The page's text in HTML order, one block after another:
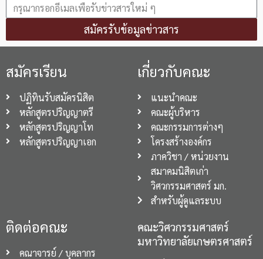
สมัครรับข้อมูลข่าวสาร
สมัครเรียน
ปฏิทินรับสมัครนิสิต
หลักสูตรปริญญาตรี
หลักสูตรปริญญาโท
หลักสูตรปริญญาเอก
เกี่ยวกับคณะ
แนะนำคณะ
คณะผู้บริหาร
คณะกรรมการต่างๆ
โครงสร้างองค์กร
ภาควิชา / หน่วยงาน
สมาคมนิสิตเก่า
วิศวกรรมศาสตร์ มก.
สำหรับผู้ดูแลระบบ
ติดต่อคณะ
คณาจารย์ / บุคลากร
คณะวิศวกรรมศาสตร์
มหาวิทยาลัยเกษตรศาสตร์